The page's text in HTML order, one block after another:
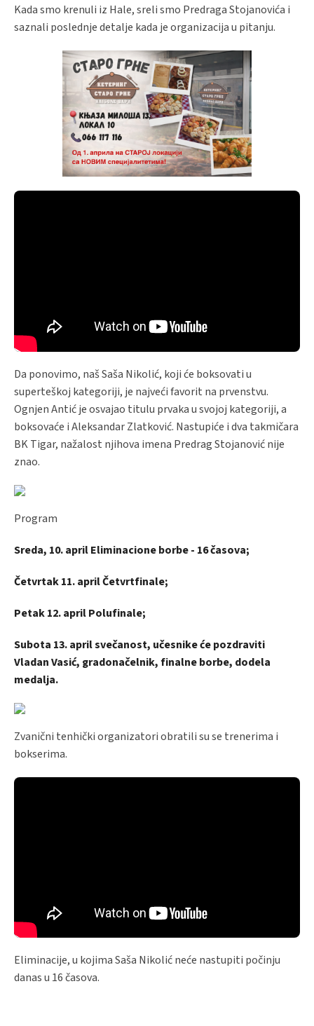
Kada smo krenuli iz Hale, sreli smo Predraga Stojanovića i
saznali poslednje detalje kada je organizacija u pitanju.
Da ponovimo, naš Saša Nikolić, koji će boksovati u
superteškoj kategoriji, je najveći favorit na prvenstvu.
Ognjen Antić je osvajao titulu prvaka u svojoj kategoriji, a
boksovaće i Aleksandar Zlatković. Nastupiće i dva takmičara
BK Tigar, nažalost njihova imena Predrag Stojanović nije
znao.
Program
Sreda, 10. april Eliminacione borbe - 16 časova;
Četvrtak 11. april Četvrtfinale;
Petak 12. april Polufinale;
Subota 13. april svečanost, učesnike će pozdraviti
Vladan Vasić, gradonačelnik, finalne borbe, dodela
medalja.
Zvanični tenhički organizatori obratili su se trenerima i
bokserima.
Eliminacije, u kojima Saša Nikolić neće nastupiti počinju
danas u 16 časova.